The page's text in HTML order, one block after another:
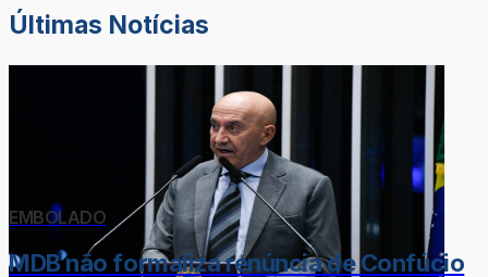
Últimas Notícias
EMBOLADO
MDB não formaliza renúncia de Confúcio